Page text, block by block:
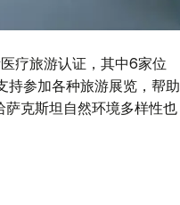
疗旅游认证，其中6家位
参加各种旅游展览，帮助
克斯坦自然环境多样性也